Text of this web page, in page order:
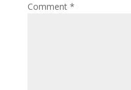
Comment *